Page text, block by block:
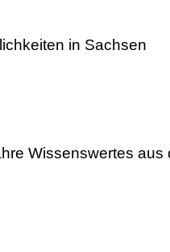
in Sachsen
Wissenswertes